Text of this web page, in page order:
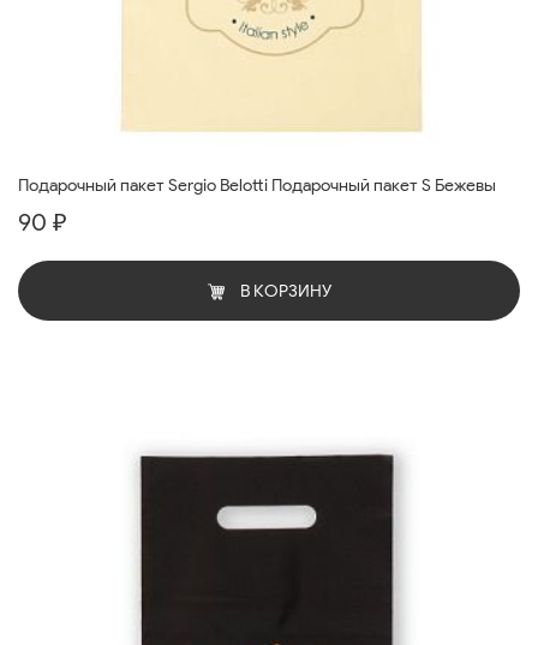
Подарочный пакет Sergio Belotti Подарочный пакет S Бежевы
90 ₽
В КОРЗИНУ